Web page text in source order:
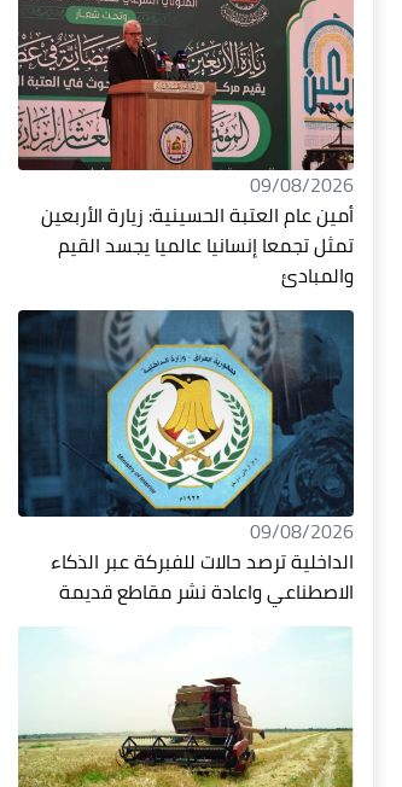
09/08/2026
أمين عام العتبة الحسينية: زيارة الأربعين
تمثل تجمعا إنسانيا عالميا يجسد القيم
والمبادئ
09/08/2026
الداخلية ترصد حالات للفبركة عبر الذكاء
الاصطناعي واعادة نشر مقاطع قديمة